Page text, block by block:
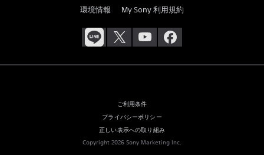
環境情報
My Sony 利用規約
ご利用条件
プライバシーポリシー
正しい表示への取り組み
Copyright 2026 Sony Marketing Inc.